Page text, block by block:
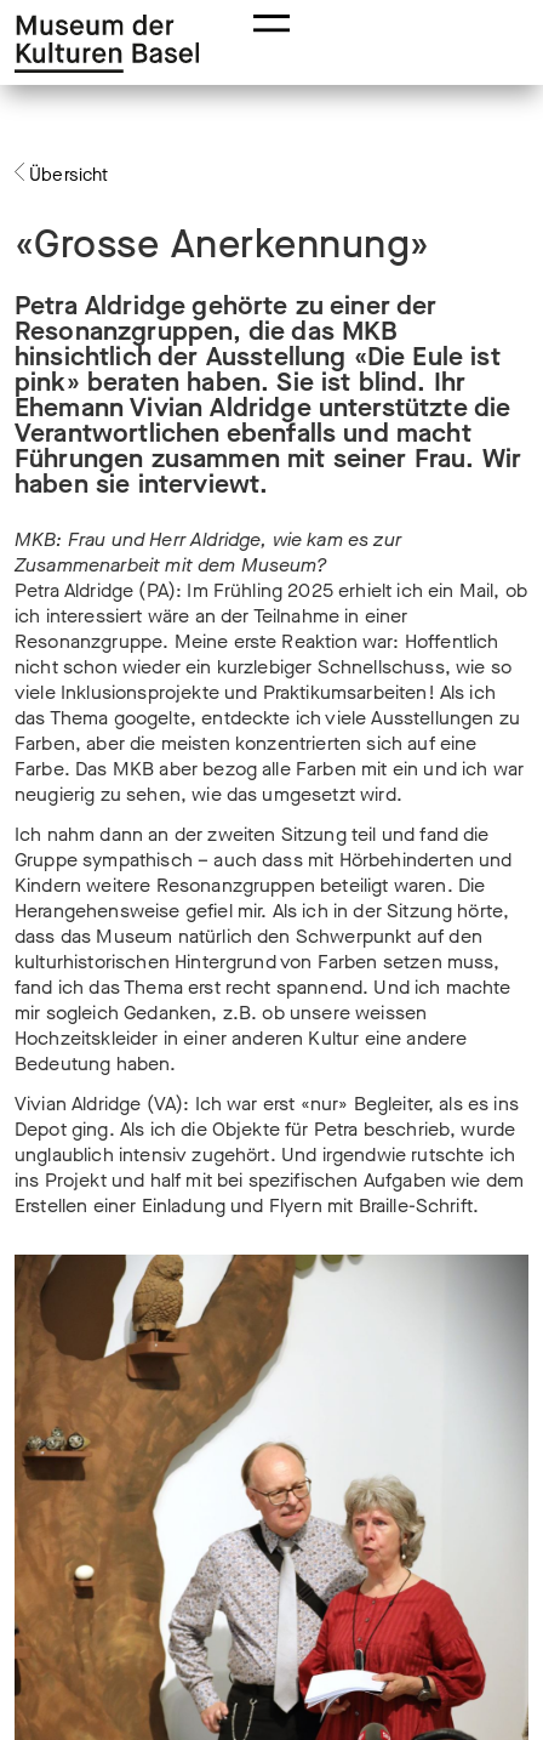
Zur
Hauptnavigation
springen
Zum
Hauptinhalt
springen
Übersicht
«Grosse Anerkennung»
Petra Aldridge gehörte zu einer der
Resonanzgruppen, die das MKB
hinsichtlich der Ausstellung «Die Eule ist
pink» beraten haben. Sie ist blind. Ihr
Ehemann Vivian Aldridge unterstützte die
Verantwortlichen ebenfalls und macht
Führungen zusammen mit seiner Frau. Wir
haben sie interviewt.
MKB: Frau und Herr Aldridge, wie kam es zur
Zusammenarbeit mit dem Museum?
Petra Aldridge (PA): Im Frühling 2025 erhielt ich ein Mail, ob
ich interessiert wäre an der Teilnahme in einer
Resonanzgruppe. Meine erste Reaktion war: Hoffentlich
nicht schon wieder ein kurzlebiger Schnellschuss, wie so
viele Inklusionsprojekte und Praktikumsarbeiten! Als ich
das Thema googelte, entdeckte ich viele Ausstellungen zu
Farben, aber die meisten konzentrierten sich auf eine
Farbe. Das MKB aber bezog alle Farben mit ein und ich war
neugierig zu sehen, wie das umgesetzt wird.
Ich nahm dann an der zweiten Sitzung teil und fand die
Gruppe sympathisch – auch dass mit Hörbehinderten und
Kindern weitere Resonanzgruppen beteiligt waren. Die
Herangehensweise gefiel mir. Als ich in der Sitzung hörte,
dass das Museum natürlich den Schwerpunkt auf den
kulturhistorischen Hintergrund von Farben setzen muss,
fand ich das Thema erst recht spannend. Und ich machte
mir sogleich Gedanken, z.B. ob unsere weissen
Hochzeitskleider in einer anderen Kultur eine andere
Bedeutung haben.
Vivian Aldridge (VA): Ich war erst «nur» Begleiter, als es ins
Depot ging. Als ich die Objekte für Petra beschrieb, wurde
unglaublich intensiv zugehört. Und irgendwie rutschte ich
ins Projekt und half mit bei spezifischen Aufgaben wie dem
Erstellen einer Einladung und Flyern mit Braille-Schrift.